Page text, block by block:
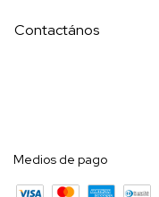
Contactános
Medios de pago